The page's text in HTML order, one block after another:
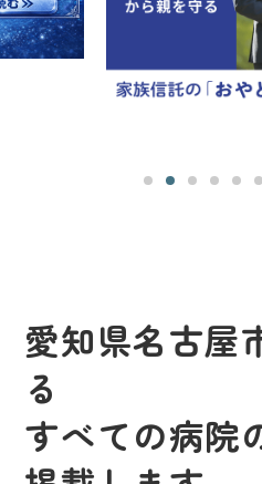
愛知県名古屋
る
すべての病院